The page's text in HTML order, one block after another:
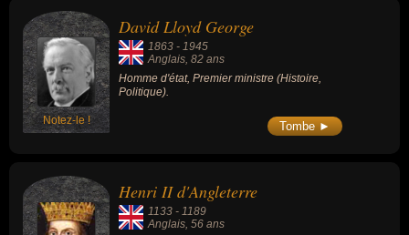
Notez-le !
David Lloyd George
1863 - 1945
Anglais, 82 ans
Homme d'état, Premier ministre (Histoire,
Politique).
Tombe ►
Henri II d'Angleterre
1133 - 1189
Anglais , 56 ans